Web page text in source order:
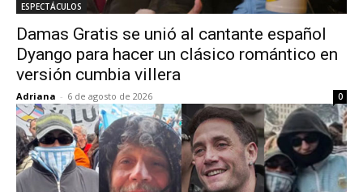
ESPECTÁCULOS
Damas Gratis se unió al cantante español
Dyango para hacer un clásico romántico en
versión cumbia villera
Adriana - 6 de agosto de 2026 0